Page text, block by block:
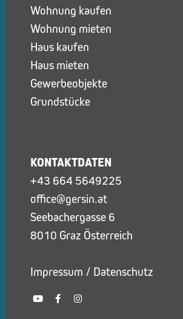
Wohnung kaufen
Wohnung mieten
Haus kaufen
Haus mieten
Gewerbeobjekte
Grundstücke
KONTAKTDATEN
+43 664 5649225
office@gersin.at
Seebachergasse 6
8010 Graz Österreich
Impressum / Datenschutz
Y
o
F
a
I
n